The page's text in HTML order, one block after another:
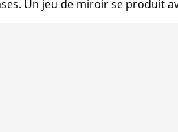
Un jeu de miroir se produit